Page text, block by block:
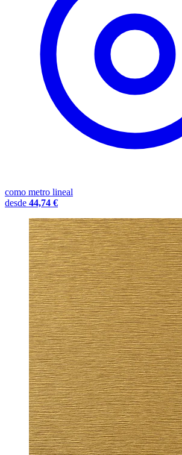
como metro lineal
desde 44,74 €